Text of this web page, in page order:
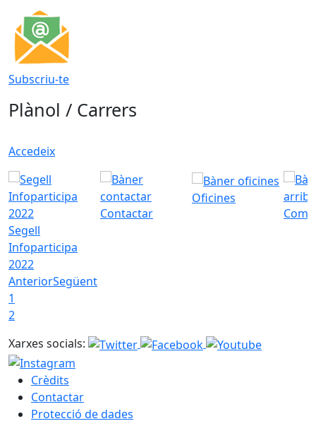
Subscriu-te
Plànol / Carrers
Accedeix
Segell
Infoparticipa
2022
Contactar
Oficines
Com
AnteriorSegüent
1
2
Xarxes socials:
Crèdits
Contactar
Protecció de dades